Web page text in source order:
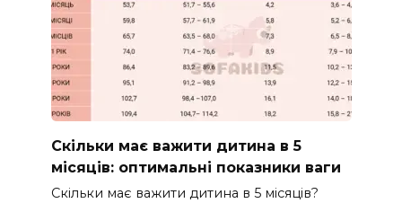
Скільки має важити дитина в 5
місяців: оптимальні показники ваги
Скільки має важити дитина в 5 місяців?